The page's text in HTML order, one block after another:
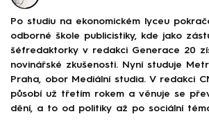
Po studiu na ekonomickém lyceu
odborné škole publicistiky, kde jako
šéfredaktorky v redakci Generace 20
novinářské zkušenosti. Nyní studuje
Praha, obor Mediální studia. V redakci
působí už třetím rokem a věnuje se
dění, a to od politiky až po sociální